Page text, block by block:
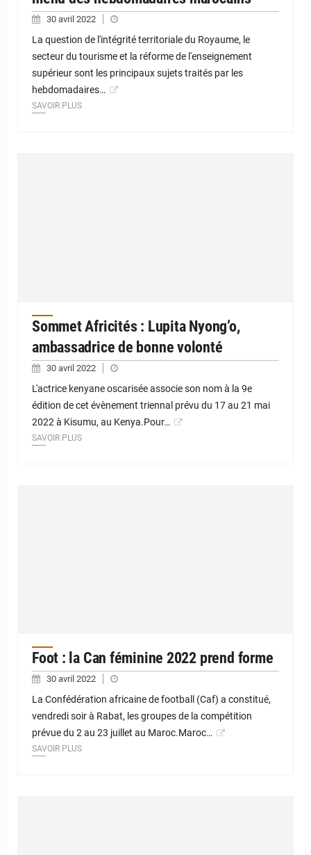
30 avril 2022
La question de l'intégrité territoriale du Royaume, le
secteur du tourisme et la réforme de l'enseignement
supérieur sont les principaux sujets traités par les
hebdomadaires…
SAVOIR PLUS
Sommet Africités : Lupita Nyong’o,
ambassadrice de bonne volonté
30 avril 2022
L'actrice kenyane oscarisée associe son nom à la 9e
édition de cet évènement triennal prévu du 17 au 21 mai
2022 à Kisumu, au Kenya.Pour…
SAVOIR PLUS
Foot : la Can féminine 2022 prend forme
30 avril 2022
La Confédération africaine de football (Caf) a constitué,
vendredi soir à Rabat, les groupes de la compétition
prévue du 2 au 23 juillet au Maroc.Maroc…
SAVOIR PLUS